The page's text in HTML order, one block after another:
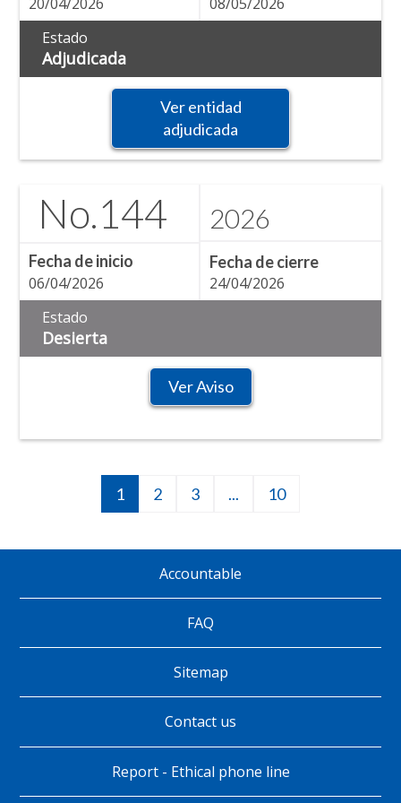
Estado
Adjudicada
Ver entidad
adjudicada
No.144 2026
Fecha de inicio
06/04/2026
Fecha de cierre
24/04/2026
Estado
Desierta
Ver Aviso
Current
page
1 Página
2 Página
3
Next
... 10
10
página
Accountable
FAQ
Sitemap
Contact us
Report - Ethical phone line